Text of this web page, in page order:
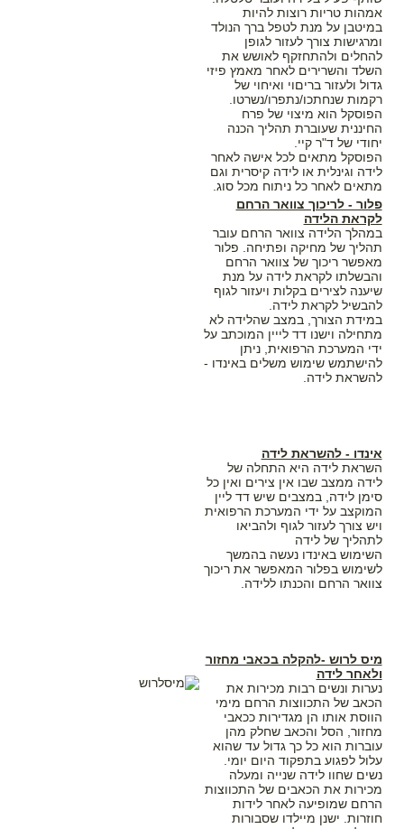
אמהות טריות רוצות להיות
במיטבן על מנת לטפל ברך הנולד
ומרגישות צורך לעזור לגופן
להחלים ולהתחזקף לאושש את
השלד והשרירים לאחר מאמץ פיזי
גדול ולעזור בריםוי ואיחוי של
רקמות שנחתכו/נתפרו/נשרטו.
הפוסקל הוא מיצוי של פרח
החיננית שעוברת תהליך הכנה
יחודי של ד"ר קיי.
הפוסקל מתאים לכל אישה לאחר
לידה וגינלית או לידה קיסרית וגם
מתאים לאחר כל ניתוח מכל סוג.
פלור - לריכוך צוואר הרחם
לקראת הלידה
במהלך הלידה צוואר הרחם עובר
תהליך של מחיקה ופתיחה. פלור
מאפשר ריכוך של צוואר הרחם
והבשלתו לקראת לידה על מנת
שיענה לצירים בקלות ויעזור לגוף
להבשיל לקראת לידה.
במידת הצורך, במצב שהלידה לא
מתחילה וישנו דד לייין המוכתב על
ידי המערכת הרפואית, ניתן
להישתמש שימוש משלים באינדו -
להשראת לידה.
אינדו - להשראת לידה
השראת לידה היא התחלה של
לידה ממצב שבו אין צירים ואין כל
סימן לידה, במצבים שיש דד ליין
המוקצב על ידי המערכת הרפואית
ויש צורך לעזור לגוף ולהביאו
לתהליך של לידה
השימוש באינדו נעשה בהמשך
לשימוש בפלור המאפשר את ריכוך
צוואר הרחם והכנתו ללידה.
מיס לרוש -להקלה בכאבי מחזור
ולאחר לידה
נערות ונשים רבות מכירות את
הכאב של התכווצות הרחם מימי
הווסת אותו הן מגדירות ככאבי
מחזור, הסל והכאב שחלק מהן
עוברות הוא כל כך גדול עד שהוא
עלול לפגוע בתפקוד היום יומי.
נשים שחוו לידה שנייה ומעלה
מכירות את הכאבים של התכווצות
הרחם שמופיעה לאחר לידות
חוזרות. ישנן מיילדו שסבורות